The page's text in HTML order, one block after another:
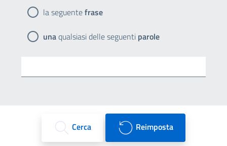
la seguentefrase
unaqualsiasi delle seguenti parole
Cerca Reimposta